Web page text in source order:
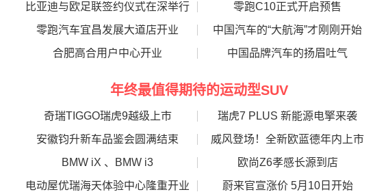
比亚迪与欧足联签约仪式在深举行
零跑C10正式开启预售
零跑汽车宜昌发展大道店开业
中国汽车的“大航海”才刚刚开始
合肥高合用户中心开业
中国品牌汽车的扬眉吐气
年终最值得期待的运动型SUV
奇瑞TIGGO瑞虎9越级上市
瑞虎7 PLUS 新能源电擎来袭
安徽钧升新车品鉴会圆满结束
威风登场！全新欧蓝德年内上市
BMW iX 、BMW i3
欧尚Z6孝感长源到店
电动屋优瑞海天体验中心隆重开业
蔚来官宣涨价 5月10日开始
奔奔E-Star
放“价”特惠，先到先得